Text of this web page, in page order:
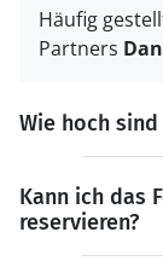
Häufig
Partners
Wie hoch
Kann ich das
reservieren?